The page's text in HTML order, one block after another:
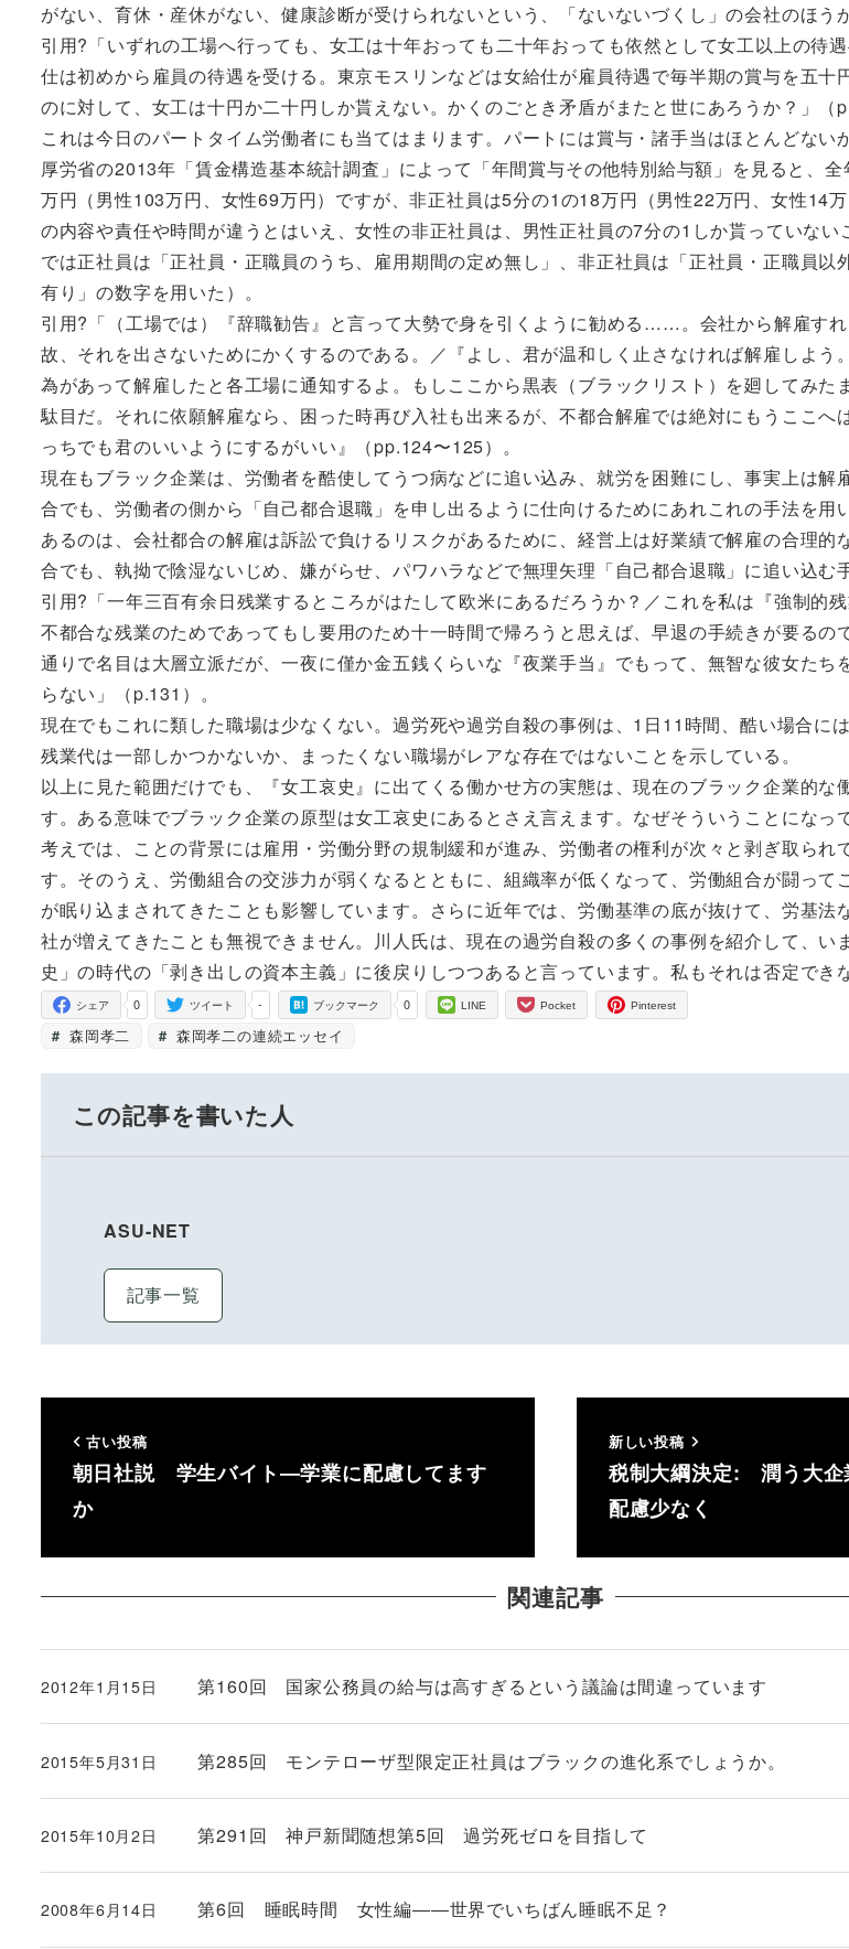
がない、育休・産休がない、健康診断が受けられないという、「ないないづくし」の会社のほう
引用?「いずれの工場へ行っても、女工は十年おっても二十年おっても依然として女工以上の待
仕は初めから雇員の待遇を受ける。東京モスリンなどは女給仕が雇員待遇で毎半期の賞与を五十
のに対して、女工は十円か二十円しか貰えない。かくのごとき矛盾がまたと世にあろうか？」（
これは今日のパートタイム労働者にも当てはまります。パートには賞与・諸手当はほとんどない
厚労省の2013年「賃金構造基本統計調査」によって「年間賞与その他特別給与額」を見ると、
万円（男性103万円、女性69万円）ですが、非正社員は5分の1の18万円（男性22万円、女性14
の内容や責任や時間が違うとはいえ、女性の非正社員は、男性正社員の7分の1しか貰っていない
では正社員は「正社員・正職員のうち、雇用期間の定め無し」、非正社員は「正社員・正職員以
有り」の数字を用いた）。
引用?「（工場では）『辞職勧告』と言って大勢で身を引くように勧める……。会社から解雇す
故、それを出さないためにかくするのである。／『よし、君が温和しく止さなければ解雇しよう
為があって解雇したと各工場に通知するよ。もしここから黒表（ブラックリスト）を廻してみた
駄目だ。それに依願解雇なら、困った時再び入社も出来るが、不都合解雇では絶対にもうここへ
っちでも君のいいようにするがいい』（pp.124〜125）。
現在もブラック企業は、労働者を酷使してうつ病などに追い込み、就労を困難にし、事実上は解
合でも、労働者の側から「自己都合退職」を申し出るように仕向けるためにあれこれの手法を用
あるのは、会社都合の解雇は訴訟で負けるリスクがあるために、経営上は好業績で解雇の合理的
合でも、執拗で陰湿ないじめ、嫌がらせ、パワハラなどで無理矢理「自己都合退職」に追い込む
引用?「一年三百有余日残業するところがはたして欧米にあるだろうか？／これを私は『強制的
不都合な残業のためであってもし要用のため十一時間で帰ろうと思えば、早退の手続きが要るの
通りで名目は大層立派だが、一夜に僅か金五銭くらいな『夜業手当』でもって、無智な彼女たち
らない」（p.131）。
現在でもこれに類した職場は少なくない。過労死や過労自殺の事例は、1日11時間、酷い場合に
残業代は一部しかつかないか、まったくない職場がレアな存在ではないことを示している。
以上に見た範囲だけでも、『女工哀史』に出てくる働かせ方の実態は、現在のブラック企業的な
す。ある意味でブラック企業の原型は女工哀史にあるとさえ言えます。なぜそういうことになっ
考えでは、ことの背景には雇用・労働分野の規制緩和が進み、労働者の権利が次々と剥ぎ取られ
す。そのうえ、労働組合の交渉力が弱くなるとともに、組織率が低くなって、労働組合が闘って
が眠り込まされてきたことも影響しています。さらに近年では、労働基準の底が抜けて、労基法
社が増えてきたことも無視できません。川人氏は、現在の過労自殺の多くの事例を紹介して、い
史」の時代の「剥き出しの資本主義」に後戻りしつつあると言っています。私もそれは否定でき
0
シェア -
ツイート 0
ブックマーク LINE Pocket Pinterest
森岡孝二 森岡孝二の連続エッセイ
この記事を書いた人
ASU-NET
記事一覧
古い投稿
朝日社説 学生バイト―学業に配慮してます
か
新しい投稿
税制大綱決定: 潤う大
配慮少なく
関連記事
第160回 国家公務員の給与は高すぎるという議論は間違っています
投稿日
2012年1月15日
第285回 モンテローザ型限定正社員はブラックの進化系でしょうか。
投稿日
2015年5月31日
第291回 神戸新聞随想第5回 過労死ゼロを目指して
投稿日
2015年10月2日
第6回 睡眠時間 女性編――世界でいちばん睡眠不足？
投稿日
2008年6月14日